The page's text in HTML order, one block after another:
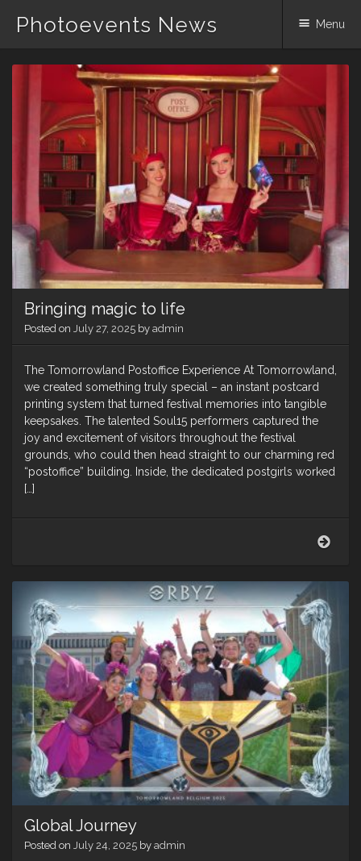
Photoevents News Menu
Skip
content
Bringing magic to life
Posted on July 27, 2025 by admin
The Tomorrowland Postoffice Experience At Tomorrowland,
we created something truly special – an instant postcard
printing system that turned festival memories into tangible
keepsakes. The talented Soul15 performers captured the
joy and excitement of visitors throughout the festival
grounds, who could then head straight to our charming red
“postoffice” building. Inside, the dedicated postgirls worked
[…]
life
Global Journey
Posted on July 24, 2025 by admin